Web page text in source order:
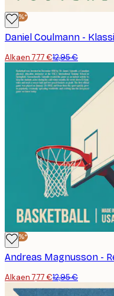
-40%*
Alkaen 7,77 €12,95 €
-40%*
Alkaen 7,77 €12,95 €